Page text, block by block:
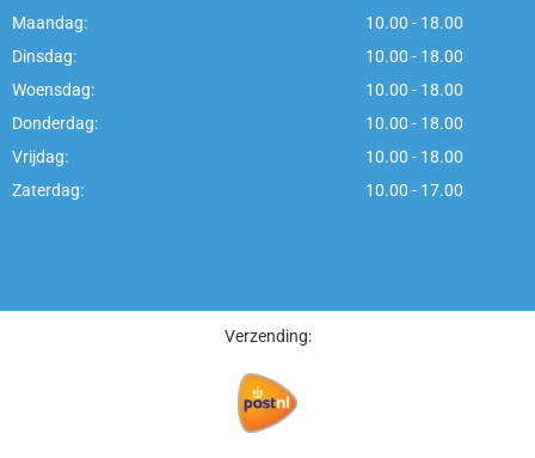
Maandag:
10.00 - 18.00
Dinsdag:
10.00 - 18.00
Woensdag:
10.00 - 18.00
Donderdag:
10.00 - 18.00
Vrijdag:
10.00 - 18.00
Zaterdag:
10.00 - 17.00
Verzending: